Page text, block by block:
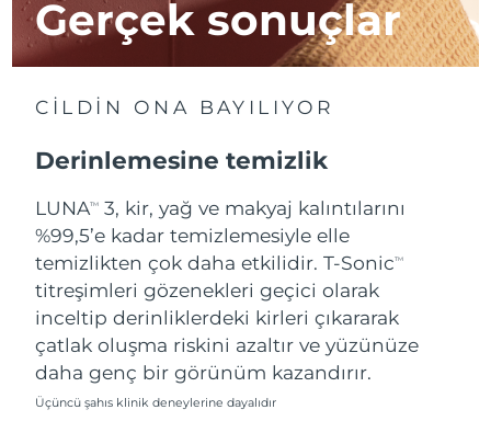
Gerçek sonuçlar
CİLDİN ONA BAYILIYOR
Derinlemesine temizlik
LUNATM
3, kir, yağ ve makyaj kalıntılarını
%99,5’e kadar temizlemesiyle elle
temizlikten çok daha etkilidir. T-SonicTM
titreşimleri gözenekleri geçici olarak
inceltip derinliklerdeki kirleri çıkararak
çatlak oluşma riskini azaltır ve yüzünüze
daha genç bir görünüm kazandırır.
Üçüncü şahıs klinik deneylerine dayalıdır
İsrail
Tahmini teslim tarihi
14/08/2026
İtalya
Tahmini teslim tarihi
Japonya
Tahmini teslim tarihi
Jersey
Tahmini teslim tarihi
Kazakistan
Tahmini teslim tarihi
12/08/2026
Kuveyt
Tahmini teslim tarihi